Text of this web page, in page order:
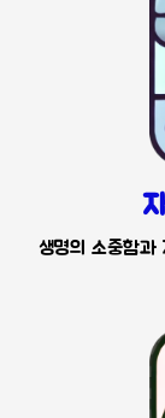
생명의 소중함과